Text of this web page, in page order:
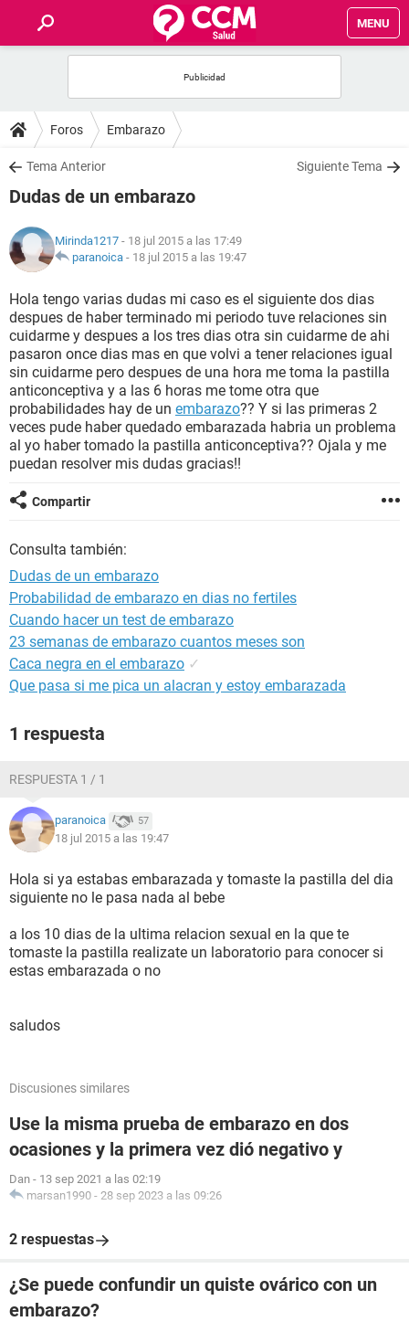
MENU
FOROS
SALUD
NUTRICIÓN
BIENESTAR
SEXUALIDAD
GLOSARIO
Foros Embarazo
Tema Anterior Siguiente Tema
Dudas de un embarazo
Mirinda1217 - 18 jul 2015 a las 17:49
paranoica - 18 jul 2015 a las 19:47
Hola tengo varias dudas mi caso es el siguiente dos dias
despues de haber terminado mi periodo tuve relaciones sin
cuidarme y despues a los tres dias otra sin cuidarme de ahi
pasaron once dias mas en que volvi a tener relaciones igual
sin cuidarme pero despues de una hora me toma la pastilla
anticonceptiva y a las 6 horas me tome otra que
probabilidades hay de un embarazo?? Y si las primeras 2
veces pude haber quedado embarazada habria un problema
al yo haber tomado la pastilla anticonceptiva?? Ojala y me
puedan resolver mis dudas gracias!!
Compartir
Consulta también:
Dudas de un embarazo
Probabilidad de embarazo en dias no fertiles
Cuando hacer un test de embarazo
23 semanas de embarazo cuantos meses son
Caca negra en el embarazo ✓
Que pasa si me pica un alacran y estoy embarazada
1 respuesta
RESPUESTA 1 / 1
paranoica 57
18 jul 2015 a las 19:47
Hola si ya estabas embarazada y tomaste la pastilla del dia
siguiente no le pasa nada al bebe
a los 10 dias de la ultima relacion sexual en la que te
tomaste la pastilla realizate un laboratorio para conocer si
estas embarazada o no
saludos
Discusiones similares
Use la misma prueba de embarazo en dos
ocasiones y la primera vez dió negativo y
Dan - 13 sep 2021 a las 02:19
marsan1990 - 28 sep 2023 a las 09:26
2 respuestas
¿Se puede confundir un quiste ovárico con un
embarazo?